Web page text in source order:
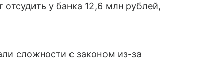
у банка 12,6 млн рублей,
сложности с законом из-за